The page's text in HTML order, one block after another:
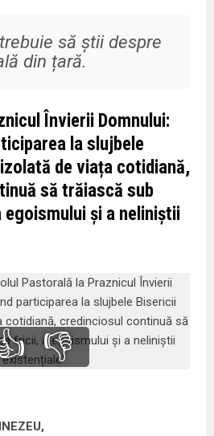
să știi despre
din țară.
Învierii Domnului:
la slujbele
de viața cotidiană,
să trăiască sub
și a neliniștii
👎